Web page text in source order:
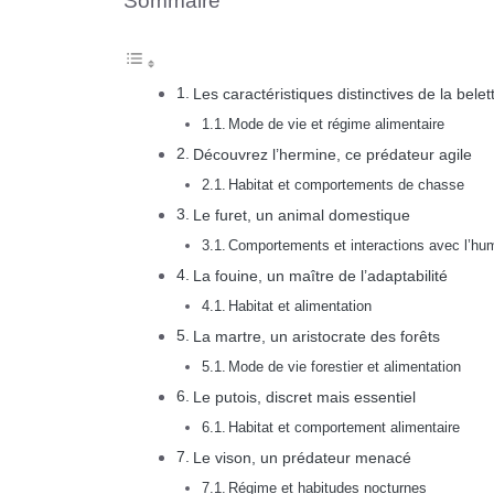
Les caractéristiques distinctives de la
Mode de vie et régime alimentaire
Découvrez l’hermine, ce prédateur agile
Habitat et comportements de chasse
Le furet, un animal domestique
Comportements et interactions avec
La fouine, un maître de l’adaptabilité
Habitat et alimentation
La martre, un aristocrate des forêts
Mode de vie forestier et alimentation
Le putois, discret mais essentiel
Habitat et comportement alimentaire
Le vison, un prédateur menacé
Régime et habitudes nocturnes